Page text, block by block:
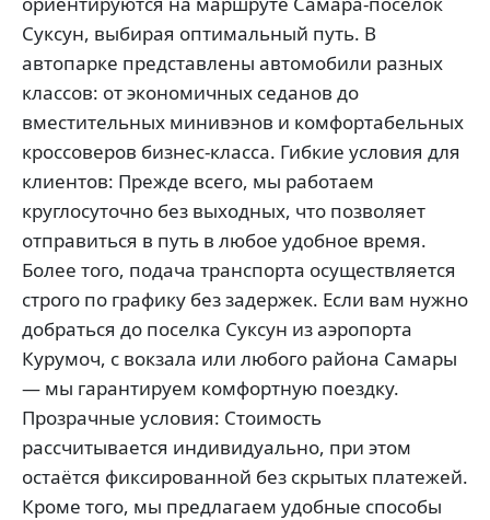
Суксун, выбирая оптимальный путь. В
автопарке представлены автомобили разных
классов: от экономичных седанов до
вместительных минивэнов и комфортабельных
кроссоверов бизнес-класса. Гибкие условия для
клиентов: Прежде всего, мы работаем
круглосуточно без выходных, что позволяет
отправиться в путь в любое удобное время.
Более того, подача транспорта осуществляется
строго по графику без задержек. Если вам нужно
добраться до поселка Суксун из аэропорта
Курумоч, с вокзала или любого района Самары
— мы гарантируем комфортную поездку.
Прозрачные условия: Стоимость
рассчитывается индивидуально, при этом
остаётся фиксированной без скрытых платежей.
Кроме того, мы предлагаем удобные способы